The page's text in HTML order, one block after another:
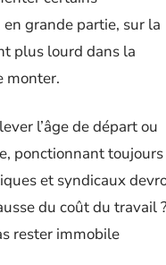
en grande partie, sur la
plus lourd dans la
monter.
l’âge de départ ou
ponctionnant toujours
et syndicaux
du coût du travail ?
rester immobile